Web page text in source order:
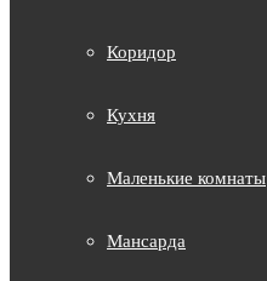
Коридор
Кухня
Маленькие комнаты
Мансарда